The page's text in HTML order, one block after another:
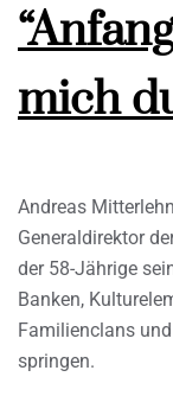
mich
Andreas
Generaldirektor
der 58-Jährige
Banken,
Familienclans
springen.